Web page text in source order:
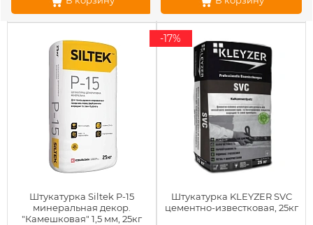
Штукатурка Siltek P-15
минеральная декор.
"Камешковая" 1,5 мм, 25кг
Штукатурка KLEYZER SVC
цементно-известковая, 25кг
-17%